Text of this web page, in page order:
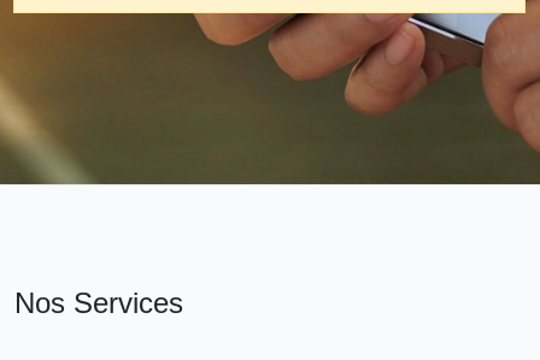
Nos Services